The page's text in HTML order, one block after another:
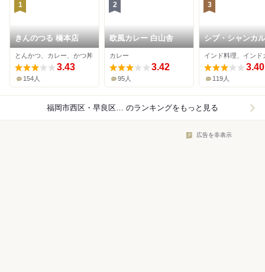
1
きんのつる 橋本店
とんかつ、カレー、かつ丼
3.43
154人
2
欧風カレー 白山舎
カレー
3.42
95人
3
シブ・シャンカル
インド料理、インド
3.40
119人
福岡市西区・早良区×カレー のランキングをもっと見る
広告を非表示